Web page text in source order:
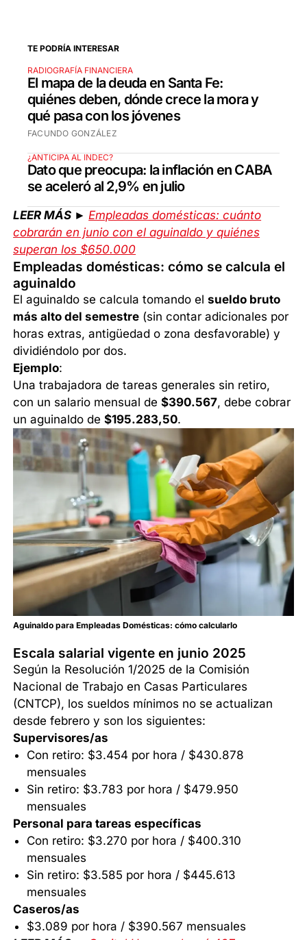
TE PODRÍA INTERESAR
RADIOGRAFÍA FINANCIERA
El mapa de la deuda en Santa Fe:
quiénes deben, dónde crece la mora y
qué pasa con los jóvenes
FACUNDO GONZÁLEZ
¿ANTICIPA AL INDEC?
Dato que preocupa: la inflación en CABA
se aceleró al 2,9% en julio
LEER MÁS ►Empleadas domésticas: cuánto
cobrarán en junio con el aguinaldo y quiénes
superan los $650.000
Empleadas domésticas: cómo se calcula el
aguinaldo
El aguinaldo se calcula tomando elsueldo bruto
más alto del semestre (sin contar adicionales por
horas extras, antigüedad o zona desfavorable) y
dividiéndolo por dos.
Ejemplo:
Una trabajadora de tareas generales sin retiro,
con un salario mensual de$390.567, debe cobrar
un aguinaldo de$195.283,50.
Aguinaldo para Empleadas Domésticas: cómo calcularlo
Escala salarial vigente en junio 2025
Según la Resolución 1/2025 de la Comisión
Nacional de Trabajo en Casas Particulares
(CNTCP), los sueldos mínimos no se actualizan
desde febrero y son los siguientes:
Supervisores/as
Con retiro: $3.454 por hora / $430.878
mensuales
Sin retiro: $3.783 por hora / $479.950
mensuales
Personal para tareas específicas
Con retiro: $3.270 por hora / $400.310
mensuales
Sin retiro: $3.585 por hora / $445.613
mensuales
Caseros/as
$3.089 por hora / $390.567 mensuales